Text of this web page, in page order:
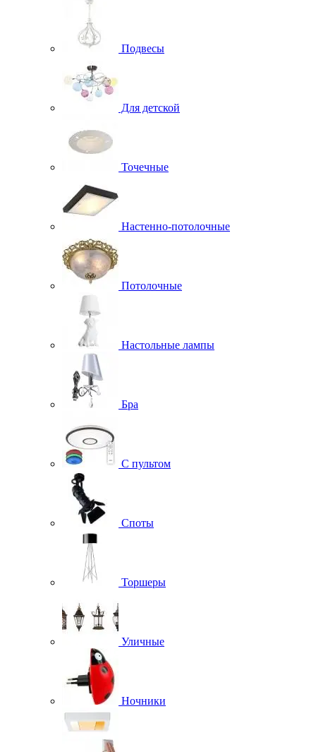
Подвесы
Для детской
Точечные
Настенно-потолочные
Потолочные
Настольные лампы
Бра
С пультом
Споты
Торшеры
Уличные
Ночники